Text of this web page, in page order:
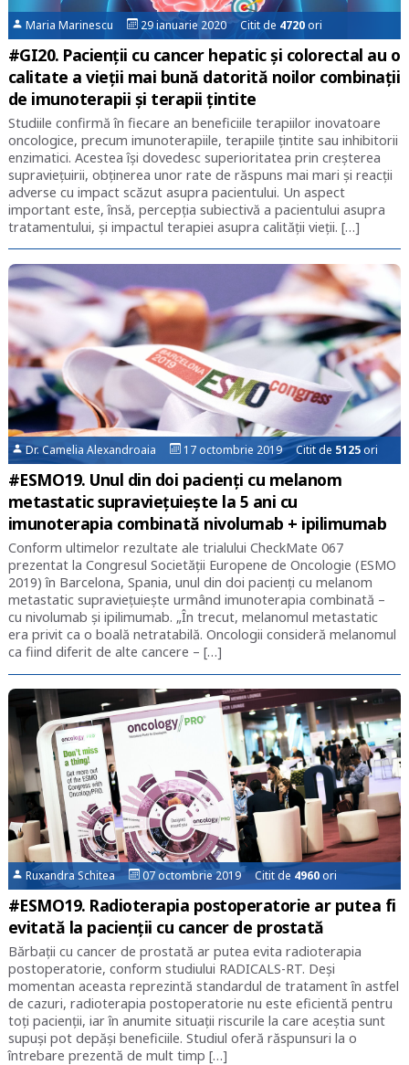
Maria Marinescu 29 ianuarie 2020 Citit de 4720ori
#GI20. Pacienții cu cancer hepatic și colorectal au o
calitate a vieții mai bună datorită noilor combinații
de imunoterapii și terapii țintite
Studiile confirmă în fiecare an beneficiile terapiilor inovatoare
oncologice, precum imunoterapiile, terapiile țintite sau inhibitorii
enzimatici. Acestea își dovedesc superioritatea prin creșterea
supraviețuirii, obținerea unor rate de răspuns mai mari și reacții
adverse cu impact scăzut asupra pacientului. Un aspect
important este, însă, percepția subiectivă a pacientului asupra
tratamentului, și impactul terapiei asupra calității vieții. […]
Dr. Camelia Alexandroaia 17 octombrie 2019 Citit de 5125ori
#ESMO19. Unul din doi pacienţi cu melanom
metastatic supraviețuiește la 5 ani cu
imunoterapia combinată nivolumab + ipilimumab
Conform ultimelor rezultate ale trialului CheckMate 067
prezentat la Congresul Societății Europene de Oncologie (ESMO
2019) în Barcelona, Spania, unul din doi pacienţi cu melanom
metastatic supravieţuieşte urmând imunoterapia combinată –
cu nivolumab şi ipilimumab. „În trecut, melanomul metastatic
era privit ca o boală netratabilă. Oncologii consideră melanomul
ca fiind diferit de alte cancere – […]
Ruxandra Schitea 07 octombrie 2019 Citit de 4960ori
#ESMO19. Radioterapia postoperatorie ar putea fi
evitată la pacienții cu cancer de prostată
Bărbații cu cancer de prostată ar putea evita radioterapia
postoperatorie, conform studiului RADICALS-RT. Deși
momentan aceasta reprezintă standardul de tratament în astfel
de cazuri, radioterapia postoperatorie nu este eficientă pentru
toți pacienții, iar în anumite situații riscurile la care aceștia sunt
supuși pot depăși beneficiile. Studiul oferă răspunsuri la o
întrebare prezentă de mult timp […]